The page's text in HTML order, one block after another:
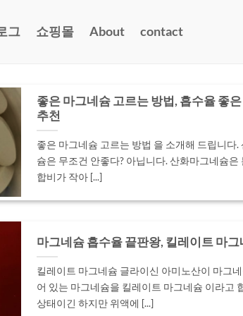
그 쇼핑몰 About contact
좋은 마그네슘 고르는 방법, 흡수율 좋
추천
좋은 마그네슘 고르는 방법 을 소개해 드립니다.
슘은 무조건 안좋다? 아닙니다. 산화마그네슘은
합비가 작아 [...]
마그네슘 흡수율 끝판왕, 킬레이트 마그
킬레이트 마그네슘 글라이신 아미노산이 마그
어 있는 마그네슘을 킬레이트 마그네슘 이라고
상태이긴 하지만 위액에 [...]